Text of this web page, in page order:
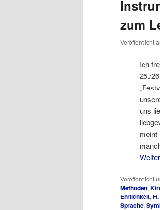
zum
Veröffentlicht
Ich
25./
uns
meint
Veröffentlicht
Methoden,
Ehrlichkeit,
Sprache,